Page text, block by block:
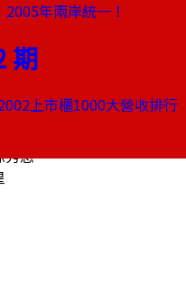
年兩岸統一！
期
上市櫃1000大營收排行
賺錢
秀惠